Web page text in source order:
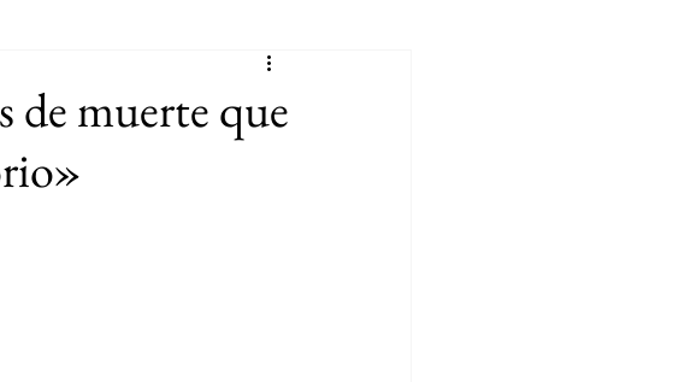
Quiénes somos
Mujeres resistiendo a la guerra
de muerte que